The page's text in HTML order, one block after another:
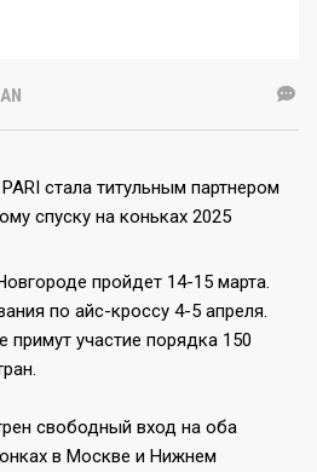
стала титульным партнером
спуску на коньках 2025
пройдет 14-15 марта.
по айс-кроссу 4-5 апреля.
примут участие порядка 150
свободный вход на оба
в Москве и Нижнем